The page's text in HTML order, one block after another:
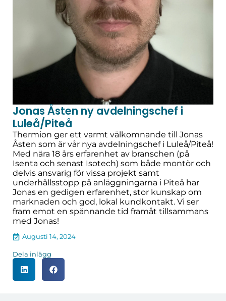
Jonas Åsten ny avdelningschef i
Luleå/Piteå
Thermion ger ett varmt välkomnande till Jonas
Åsten som är vår nya avdelningschef i Luleå/Piteå!
Med nära 18 års erfarenhet av branschen (på
Isenta och senast Isotech) som både montör och
delvis ansvarig för vissa projekt samt
underhållsstopp på anläggningarna i Piteå har
Jonas en gedigen erfarenhet, stor kunskap om
marknaden och god, lokal kundkontakt. Vi ser
fram emot en spännande tid framåt tillsammans
med Jonas!
Augusti 14, 2024
Dela inlägg